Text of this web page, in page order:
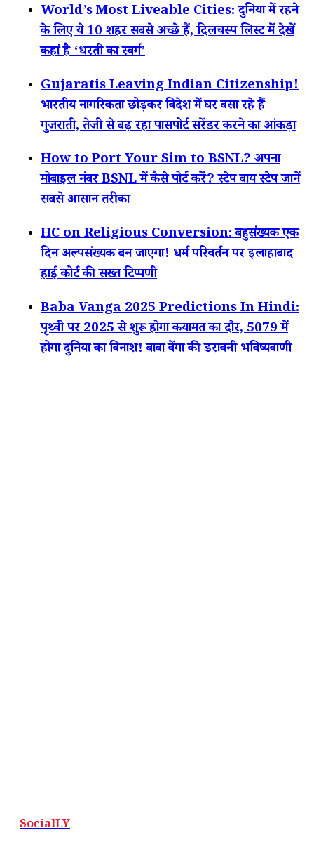
World’s Most Liveable Cities: दुनिया में रहने
के लिए ये 10 शहर सबसे अच्छे हैं, दिलचस्प लिस्ट में देखें
कहां है ‘धरती का स्वर्ग’
Gujaratis Leaving Indian Citizenship!
भारतीय नागरिकता छोड़कर विदेश में घर बसा रहे हैं
गुजराती, तेजी से बढ़ रहा पासपोर्ट सरेंडर करने का आंकड़ा
How to Port Your Sim to BSNL? अपना
मोबाइल नंबर BSNL में कैसे पोर्ट करें? स्टेप बाय स्टेप जानें
सबसे आसान तरीका
HC on Religious Conversion: बहुसंख्यक एक
दिन अल्पसंख्यक बन जाएगा! धर्म परिवर्तन पर इलाहाबाद
हाई कोर्ट की सख्त टिप्पणी
Baba Vanga 2025 Predictions In Hindi:
पृथ्वी पर 2025 से शुरू होगा कयामत का दौर, 5079 में
होगा दुनिया का विनाश! बाबा वेंगा की डरावनी भविष्यवाणी
SocialLY